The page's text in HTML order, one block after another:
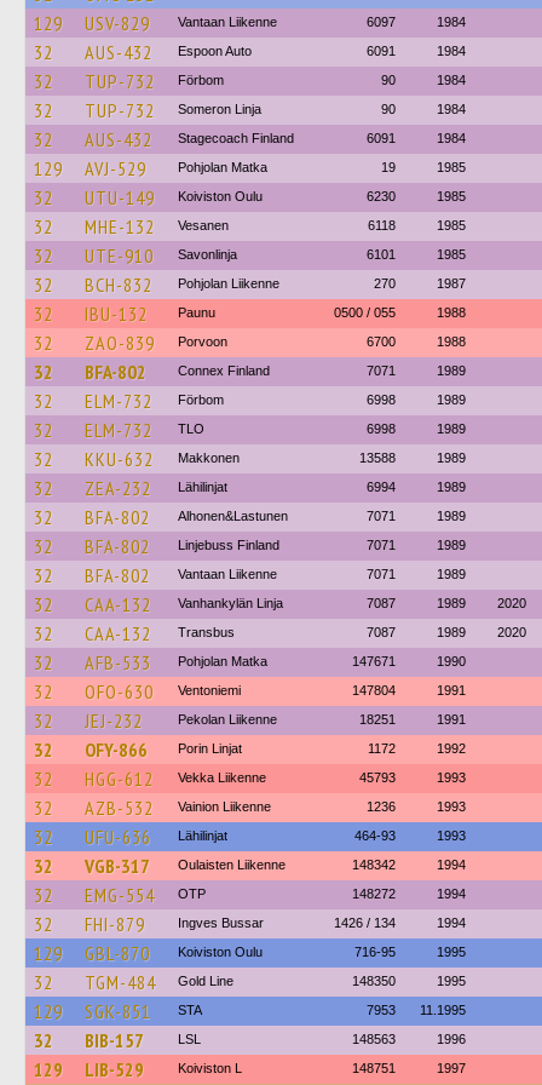
129
USV-829 Vantaan Liikenne 6097 1984
32 AUS-432 Espoon Auto 6091 1984
32 TUP-732 Förbom 90 1984
32 TUP-732 Someron Linja 90 1984
32 AUS-432 Stagecoach Finland 6091 1984
129 AVJ-529 Pohjolan Matka 19 1985
32 UTU-149 Koiviston Oulu 6230 1985
32 MHE-132 Vesanen 6118 1985
32 UTE-910 Savonlinja 6101 1985
32 BCH-832 Pohjolan Liikenne 270 1987
32 IBU-132 Paunu 0500 / 055 1988
32 ZAO-839 Porvoon 6700 1988
32 BFA-802 Connex Finland 7071 1989
32 ELM-732 Förbom 6998 1989
32 ELM-732 TLO 6998 1989
32 KKU-632 Makkonen 13588 1989
32 ZEA-232 Lähilinjat 6994 1989
32 BFA-802 Alhonen&Lastunen 7071 1989
32 BFA-802 Linjebuss Finland 7071 1989
32 BFA-802 Vantaan Liikenne 7071 1989
32 CAA-132 Vanhankylän Linja 7087 1989 2020
32 CAA-132 Transbus 7087 1989 2020
32 AFB-533 Pohjolan Matka 147671 1990
32 OFO-630 Ventoniemi 147804 1991
32 JEJ-232 Pekolan Liikenne 18251 1991
32 OFY-866 Porin Linjat 1172 1992
32 HGG-612 Vekka Liikenne 45793 1993
32 AZB-532 Vainion Liikenne 1236 1993
32 UFU-636 Lähilinjat 464-93 1993
32 VGB-317 Oulaisten Liikenne 148342 1994
32 EMG-554 OTP 148272 1994
32 FHI-879 Ingves Bussar 1426 / 134 1994
129 GBL-870 Koiviston Oulu 716-95 1995
32 TGM-484 Gold Line 148350 1995
129 SGK-851 STA 7953 11.1995
32 BIB-157 LSL 148563 1996
129 LIB-529 Koiviston L 148751 1997